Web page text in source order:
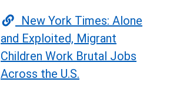
New York Times: Alone
and Exploited, Migrant
Children Work Brutal Jobs
Across the U.S.